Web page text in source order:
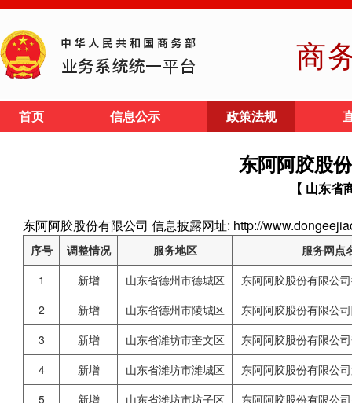
商
首页 信息公示 政策法规
东阿阿胶股
【 山东省
东阿阿胶股份有限公司 信息披露网址: http://
序号 调整情况 服务地区
服务网点
1
新增 山东省德州市德城区
东阿阿胶股份有限公
2
新增 山东省德州市陵城区
东阿阿胶股份有限公
3
新增 山东省潍坊市奎文区
东阿阿胶股份有限公
4
新增 山东省潍坊市潍城区
东阿阿胶股份有限公
5
新增 山东省潍坊市坊子区
东阿阿胶股份有限公